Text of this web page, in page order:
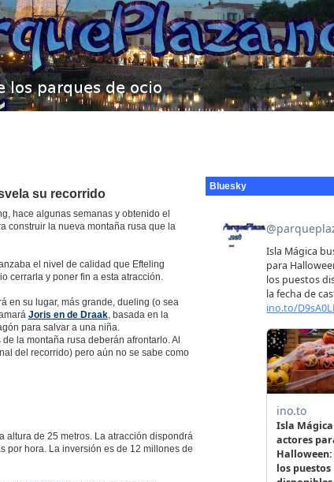
su recorrido
hace algunas semanas y obtenido el
construir la nueva montaña rusa que la
el nivel de calidad que Efteling
cerrarla y poner fin a esta atracción.
en su lugar, más grande, dueling (o sea
Joris en de Draak, basada en la
para salvar a una niña.
la montaña rusa deberán afrontarlo. Al
del recorrido) pero aún no se sabe como
altura de 25 metros. La atracción dispondrá
por hora. La inversión es de 12 millones de
Bluesky